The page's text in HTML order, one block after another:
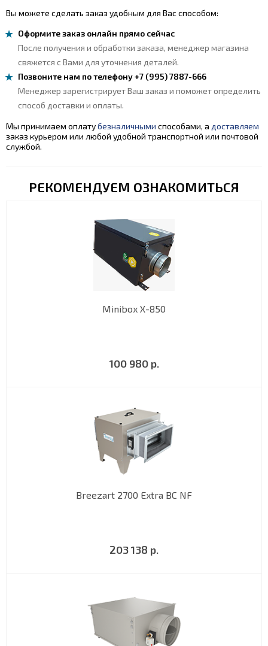
Вы можете сделать заказ удобным для Вас способом:
Оформите заказ онлайн прямо сейчас
После получения и обработки заказа, менеджер магазина
свяжется с Вами для уточнения деталей.
Позвоните нам по телефону +7 (995) 7887-666
Менеджер зарегистрирует Ваш заказ и поможет определить
способ доставки и оплаты.
Мы принимаем оплатубезналичными способами, а доставляем
заказ курьером или любой удобной транспортной или почтовой
службой.
РЕКОМЕНДУЕМ ОЗНАКОМИТЬСЯ
Minibox X-850
100 980 р.
Breezart 2700 Extra BC NF
203 138 р.